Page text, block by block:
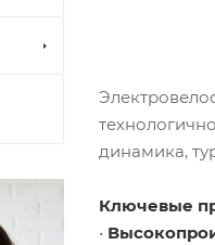
динамика,
Ключевые
•